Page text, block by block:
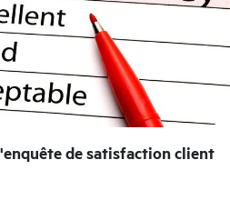
de satisfaction client